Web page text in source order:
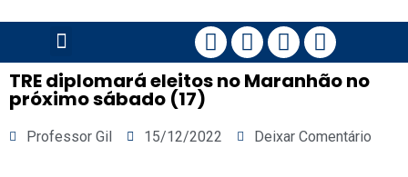
TRE diplomará eleitos no Maranhão no
próximo sábado (17)
Professor Gil 15/12/2022 Deixar Comentário